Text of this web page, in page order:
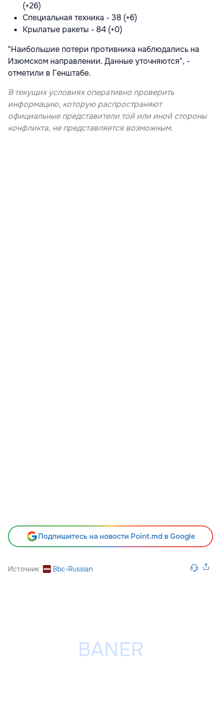
(+26)
Специальная техника - 38 (+6)
Крылатые ракеты - 84 (+0)
"Наибольшие потери противника наблюдались на
Изюмском направлении. Данные уточняются", -
отметили в Генштабе.
В текущих условиях оперативно проверить
информацию, которую распространяют
официальные представители той или иной стороны
конфликта, не представляется возможным.
Подпишитесь на новости Point.md в Google
Источник Bbc-Russian